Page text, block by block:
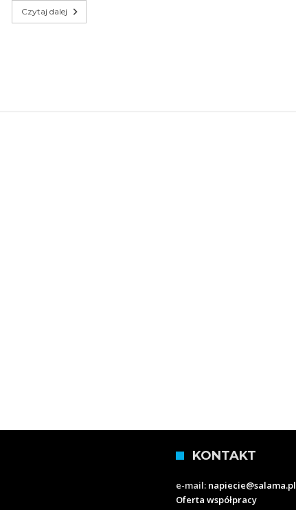
Czytaj dalej
KONTAKT
e-mail: napiecie@salama.pl
Oferta współpracy